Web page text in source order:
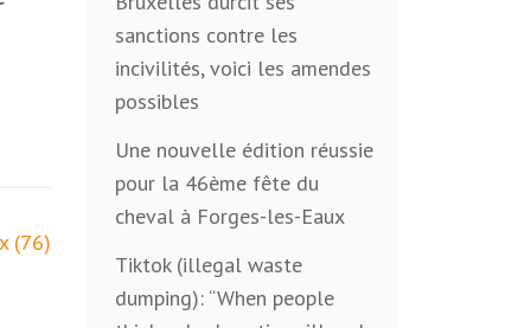
(76)
sanctions contre les
incivilités, voici les amendes
possibles
Une nouvelle édition réussie
pour la 46ème fête du
cheval à Forges-les-Eaux
Tiktok (illegal waste
dumping): “When people